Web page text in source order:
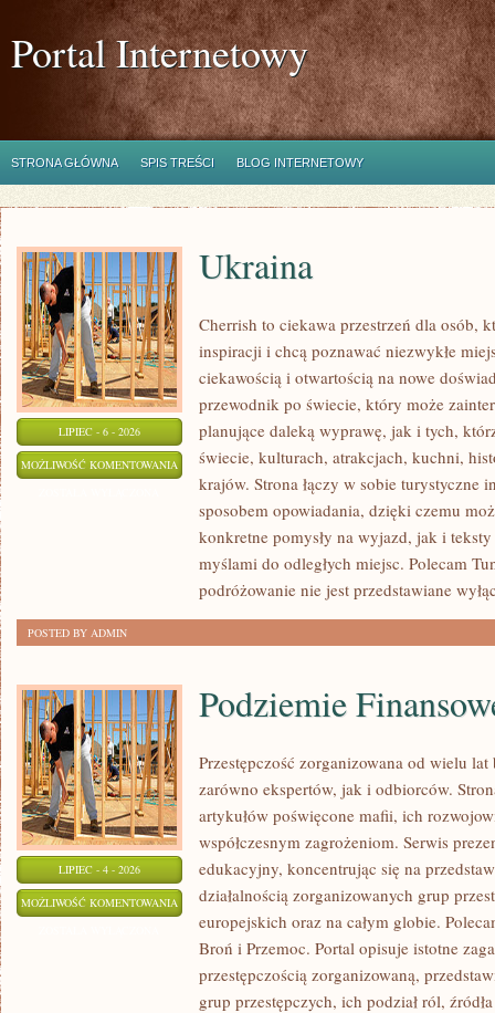
Portal Internetowy
STRONA GŁÓWNA SPIS TREŚCI BLOG INTERNETOWY
LIPIEC - 6 - 2026
MOŻLIWOŚĆ KOMENTOWANIA UKRAINA
Ukraina
Cherrish to ciekawa przestrzeń dla osób,
inspiracji i chcą poznawać niezwykłe
ciekawością i otwartością na nowe
przewodnik po świecie, który może
planujące daleką wyprawę, jak i tych,
świecie, kulturach, atrakcjach, kuchni,
krajów. Strona łączy w sobie turystyczne
sposobem opowiadania, dzięki czemu
konkretne pomysły na wyjazd, jak i
myślami do odległych miejsc. Polecam
podróżowanie nie jest przedstawiane
POSTED BY ADMIN
LIPIEC - 4 - 2026
MOŻLIWOŚĆ KOMENTOWANIA PODZIEMIE
FINANSOWE
Podziemie
Przestępczość zorganizowana od wielu
zarówno ekspertów, jak i odbiorców.
artykułów poświęcone mafii, ich
współczesnym zagrożeniom. Serwis
edukacyjny, koncentrując się na
działalnością zorganizowanych grup
europejskich oraz na całym globie.
Broń i Przemoc. Portal opisuje istotne
przestępczością zorganizowaną,
grup przestępczych, ich podział ról,